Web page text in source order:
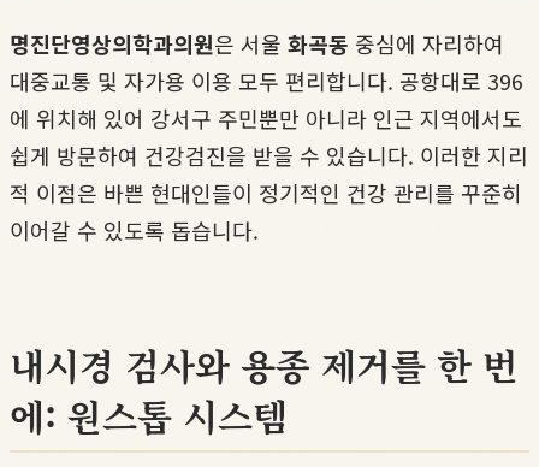
명진단영상의학과의원은 서울 화곡동 중심에 자리하여
대중교통 및 자가용 이용 모두 편리합니다. 공항대로 396
에 위치해 있어 강서구 주민뿐만 아니라 인근 지역에서도
쉽게 방문하여 건강검진을 받을 수 있습니다. 이러한 지리
적 이점은 바쁜 현대인들이 정기적인 건강 관리를 꾸준히
이어갈 수 있도록 돕습니다.
내시경 검사와 용종 제거를 한 번
에: 원스톱 시스템